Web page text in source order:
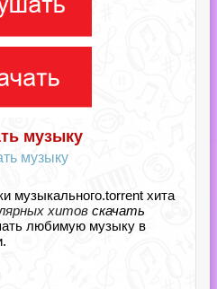
музыку
музыку
музыкального.torrent хита
хитов скачать
любимую музыку в